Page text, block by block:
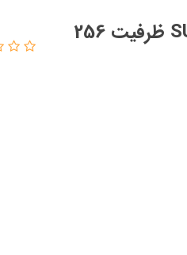
اس اس دی اینترنال ای دیتا مدل SU650 ظرفیت 256